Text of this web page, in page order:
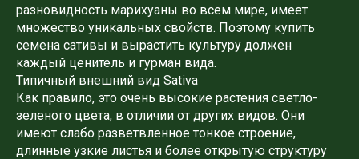
разновидность марихуаны во всем мире, имеет
множество уникальных свойств. Поэтому купить
семена сативы и вырастить культуру должен
каждый ценитель и гурман вида.
Типичный внешний вид Sativa
Как правило, это очень высокие растения светло-
зеленого цвета, в отличии от других видов. Они
имеют слабо разветвленное тонкое строение,
длинные узкие листья и более открытую структуру